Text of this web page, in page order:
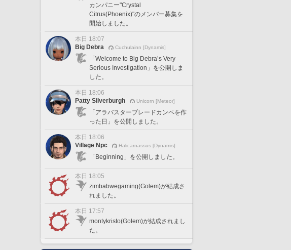
カンパニー"Crystal
Citrus(Phoenix)"のメンバー募集を
開始しました。
本日 18:07
Big Debra
Cuchulainn [Dynamis]
「Welcome to Big Debra’s Very
Serious Investigation」を公開しま
した。
本日 18:06
Patty Silverburgh
Unicorn [Meteor]
「アラバスターブレードカンペを作
った日」を公開しました。
本日 18:06
Village Npc
Halicarnassus [Dynamis]
「Beginning」を公開しました。
本日 18:05
zimbabwegaming(Golem)が結成さ
れました。
本日 17:57
montykristo(Golem)が結成されまし
た。